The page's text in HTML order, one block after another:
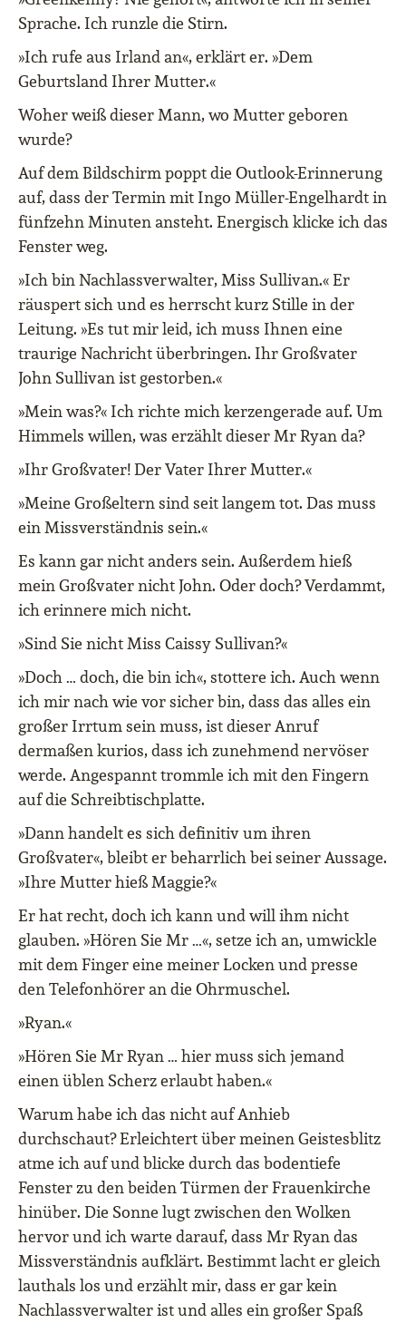
Sprache. Ich runzle die Stirn.
»Ich rufe aus Irland an«, erklärt er. »Dem
Geburtsland Ihrer Mutter.«
Woher weiß dieser Mann, wo Mutter geboren
wurde?
Auf dem Bildschirm poppt die Outlook-Erinnerung
auf, dass der Termin mit Ingo Müller-Engelhardt in
fünfzehn Minuten ansteht. Energisch klicke ich das
Fenster weg.
»Ich bin Nachlassverwalter, Miss Sullivan.« Er
räuspert sich und es herrscht kurz Stille in der
Leitung. »Es tut mir leid, ich muss Ihnen eine
traurige Nachricht überbringen. Ihr Großvater
John Sullivan ist gestorben.«
»Mein was?« Ich richte mich kerzengerade auf. Um
Himmels willen, was erzählt dieser Mr Ryan da?
»Ihr Großvater! Der Vater Ihrer Mutter.«
»Meine Großeltern sind seit langem tot. Das muss
ein Missverständnis sein.«
Es kann gar nicht anders sein. Außerdem hieß
mein Großvater nicht John. Oder doch? Verdammt,
ich erinnere mich nicht.
»Sind Sie nicht Miss Caissy Sullivan?«
»Doch … doch, die bin ich«, stottere ich. Auch wenn
ich mir nach wie vor sicher bin, dass das alles ein
großer Irrtum sein muss, ist dieser Anruf
dermaßen kurios, dass ich zunehmend nervöser
werde. Angespannt trommle ich mit den Fingern
auf die Schreibtischplatte.
»Dann handelt es sich definitiv um ihren
Großvater«, bleibt er beharrlich bei seiner Aussage.
»Ihre Mutter hieß Maggie?«
Er hat recht, doch ich kann und will ihm nicht
glauben. »Hören Sie Mr …«, setze ich an, umwickle
mit dem Finger eine meiner Locken und presse
den Telefonhörer an die Ohrmuschel.
»Ryan.«
»Hören Sie Mr Ryan … hier muss sich jemand
einen üblen Scherz erlaubt haben.«
Warum habe ich das nicht auf Anhieb
durchschaut? Erleichtert über meinen Geistesblitz
atme ich auf und blicke durch das bodentiefe
Fenster zu den beiden Türmen der Frauenkirche
hinüber. Die Sonne lugt zwischen den Wolken
hervor und ich warte darauf, dass Mr Ryan das
Missverständnis aufklärt. Bestimmt lacht er gleich
lauthals los und erzählt mir, dass er gar kein
Nachlassverwalter ist und alles ein großer Spaß